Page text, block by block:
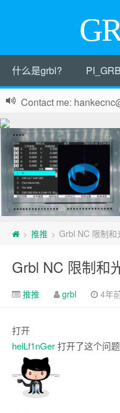
什么是grbl?
Contact me:
> 推推 > Grbl NC 限制
Grbl NC 限制和
推推 grbl 4年
打开
helLf1nGer打开了这个问题
注
释